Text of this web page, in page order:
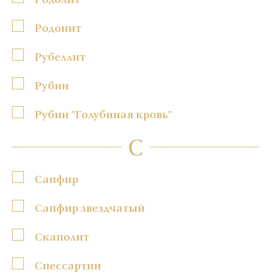
Родонит
Рубеллит
Рубин
Рубин "Голубиная кровь"
С
Сапфир
Сапфир звездчатый
Скаполит
Спессартин